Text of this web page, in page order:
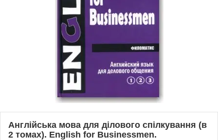
Англійська мова для ділового спілкування (в
2 томах). English for Businessmen.